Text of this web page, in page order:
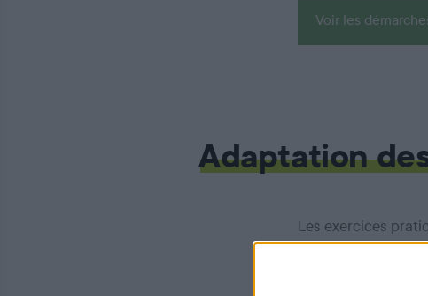
Voir les
Adaptation
Les exercices
personnes
de l’examen